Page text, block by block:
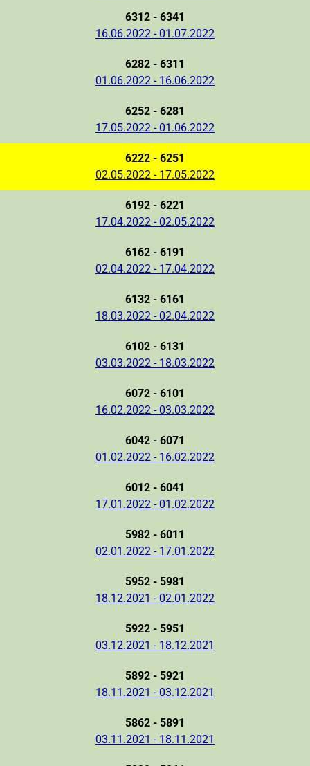
6312 - 6341
16.06.2022 - 01.07.2022
6282 - 6311
01.06.2022 - 16.06.2022
6252 - 6281
17.05.2022 - 01.06.2022
6222 - 6251
02.05.2022 - 17.05.2022
6192 - 6221
17.04.2022 - 02.05.2022
6162 - 6191
02.04.2022 - 17.04.2022
6132 - 6161
18.03.2022 - 02.04.2022
6102 - 6131
03.03.2022 - 18.03.2022
6072 - 6101
16.02.2022 - 03.03.2022
6042 - 6071
01.02.2022 - 16.02.2022
6012 - 6041
17.01.2022 - 01.02.2022
5982 - 6011
02.01.2022 - 17.01.2022
5952 - 5981
18.12.2021 - 02.01.2022
5922 - 5951
03.12.2021 - 18.12.2021
5892 - 5921
18.11.2021 - 03.12.2021
5862 - 5891
03.11.2021 - 18.11.2021